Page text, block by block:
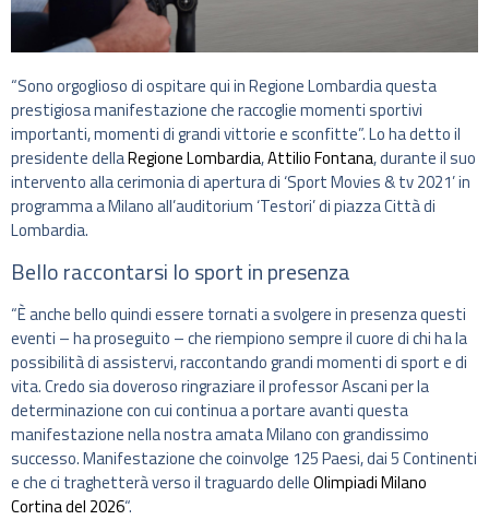
“Sono orgoglioso di ospitare qui in Regione Lombardia questa
prestigiosa manifestazione che raccoglie momenti sportivi
importanti, momenti di grandi vittorie e sconfitte”. Lo ha detto il
presidente dellaRegione Lombardia,Attilio Fontana, durante il suo
intervento alla cerimonia di apertura di ‘Sport Movies & tv 2021’ in
programma a Milano all’auditorium ‘Testori’ di piazza Città di
Lombardia.
Bello raccontarsi lo sport in presenza
“È anche bello quindi essere tornati a svolgere in presenza questi
eventi – ha proseguito – che riempiono sempre il cuore di chi ha la
possibilità di assistervi, raccontando grandi momenti di sport e di
vita. Credo sia doveroso ringraziare il professor Ascani per la
determinazione con cui continua a portare avanti questa
manifestazione nella nostra amata Milano con grandissimo
successo. Manifestazione che coinvolge 125 Paesi, dai 5 Continenti
e che ci traghetterà verso il traguardo delleOlimpiadi Milano
Cortina del 2026“.